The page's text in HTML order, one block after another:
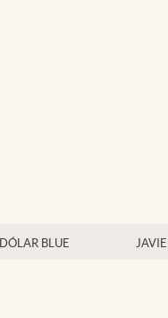
DÓLAR BLUE